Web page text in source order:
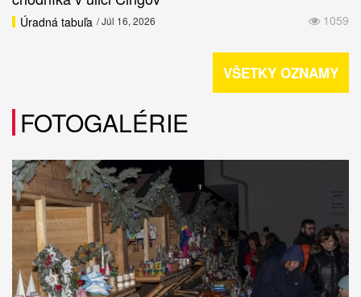
1059
Úradná tabuľa / Júl 16, 2026
VŠETKY OZNAMY
FOTOGALÉRIE